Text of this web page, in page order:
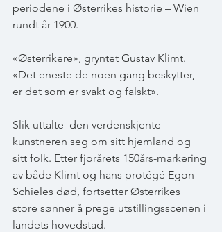
periodene i Østerrikes historie – Wien
rundt år 1900.
«Østerrikere», gryntet Gustav Klimt.
«Det eneste de noen gang beskytter,
er det som er svakt og falskt».
Slik uttalte  den verdenskjente
kunstneren seg om sitt hjemland og
sitt folk. Etter fjorårets 150års-markering
av både Klimt og hans protégé Egon
Schieles død, fortsetter Østerrikes
store sønner å prege utstillingsscenen i
landets hovedstad.